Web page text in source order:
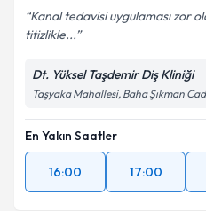
Kanal tedavisi uygulaması zor
titizlikle...
Dt. Yüksel Taşdemir Diş Kliniği
Taşyaka Mahallesi, Baha Şıkman
En Yakın Saatler
16:00 17:00